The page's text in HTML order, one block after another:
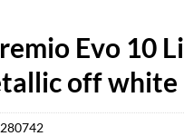
Evo 10
off white